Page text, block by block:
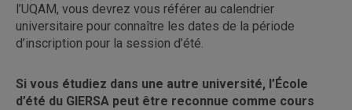
l’UQAM, vous devrez vous référer au calendrier
universitaire pour connaître les dates de la période
d’inscription pour la session d’été.
Si vous étudiez dans une autre université, l’École
d’été du GIERSA peut être reconnue comme cours